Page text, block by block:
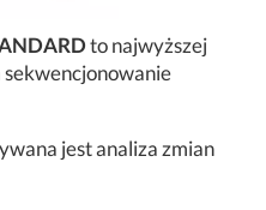
to najwyższej
sekwencjonowanie
jest analiza zmian